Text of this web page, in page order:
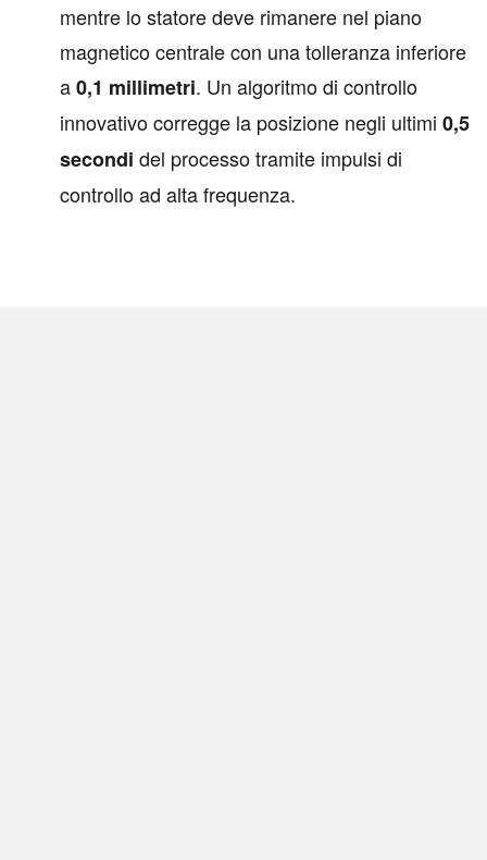
mentre lo statore deve rimanere nel piano
magnetico centrale con una tolleranza inferiore
a0,1 millimetri. Un algoritmo di controllo
innovativo corregge la posizione negli ultimi 0,5
secondi del processo tramite impulsi di
controllo ad alta frequenza.